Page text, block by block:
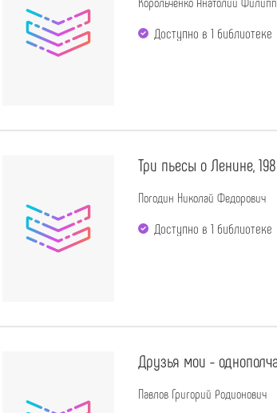
Доступно в 1 библиотекe
Три пьесы о Ленине,
Погодин Николай Федорович
Доступно в 1 библиотекe
Друзья мои -
Павлов Григорий Родионович